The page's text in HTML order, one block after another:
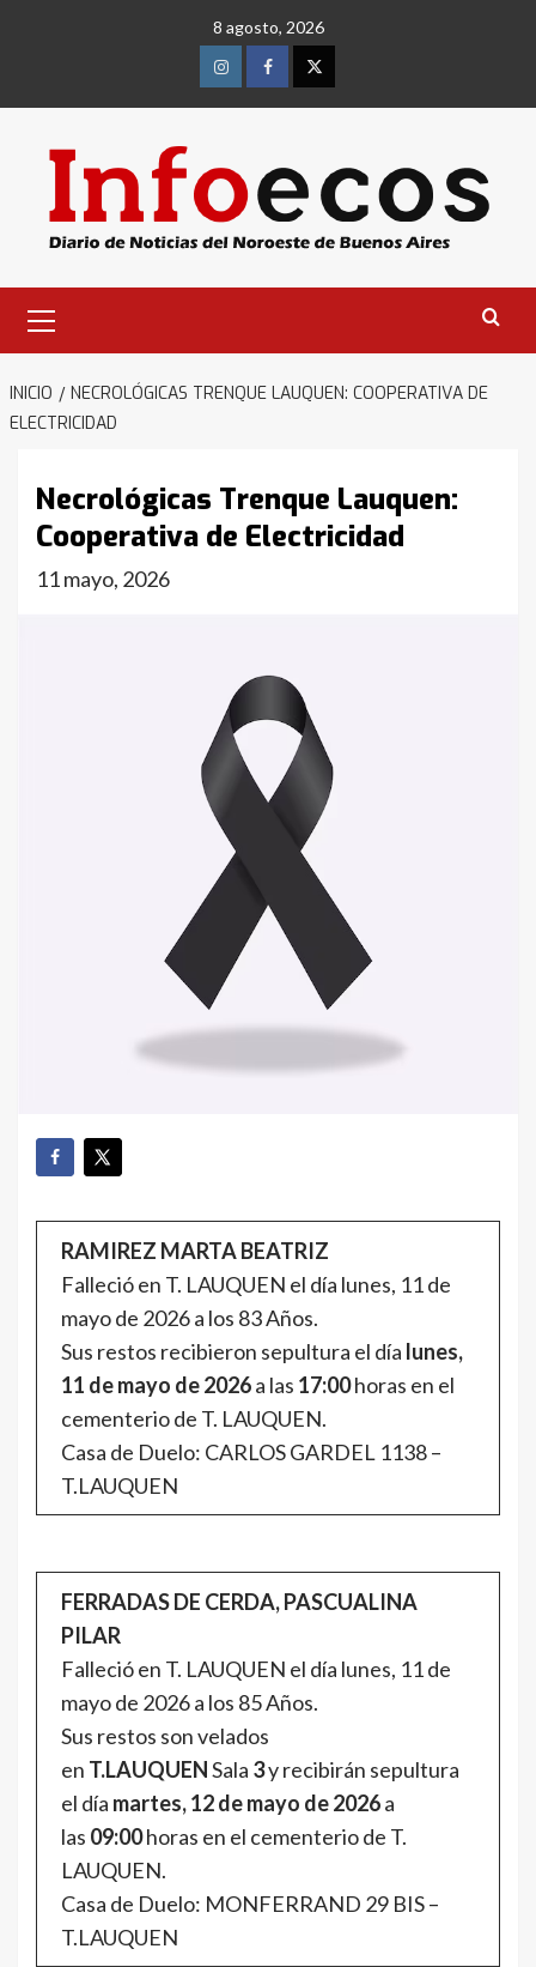
8 agosto, 2026
InstagramFacebookTwitter
primario
INICIO
NECROLÓGICAS TRENQUE LAUQUEN: COOPERATIVA DE
ELECTRICIDAD
Necrológicas Trenque Lauquen:
Cooperativa de Electricidad
11 mayo, 2026
RAMIREZ MARTA BEATRIZ
Falleció en T. LAUQUEN el día lunes, 11 de
mayo de 2026 a los 83 Años.
Sus restos recibieron sepultura el día lunes,
11 de mayo de 2026a las 17:00horas en el
cementerio de T. LAUQUEN.
Casa de Duelo: CARLOS GARDEL 1138 –
T.LAUQUEN
FERRADAS DE CERDA, PASCUALINA
PILAR
Falleció en T. LAUQUEN el día lunes, 11 de
mayo de 2026 a los 85 Años.
Sus restos son velados
en T.LAUQUENSala 3y recibirán sepultura
el día martes, 12 de mayo de 2026a
las 09:00horas en el cementerio de T.
LAUQUEN.
Casa de Duelo: MONFERRAND 29 BIS –
T.LAUQUEN